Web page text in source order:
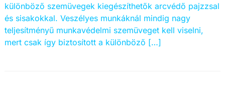
különböző szemüvegek kiegészíthetők arcvédő pajzzsal
és sisakokkal. Veszélyes munkáknál mindig nagy
teljesítményű munkavédelmi szemüveget kell viselni,
mert csak így biztosított a különböző […]